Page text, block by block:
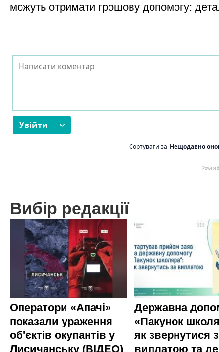
можуть отримати грошову допомогу:
Вибір редакції
Оператори «Апачі»
показали ураження
об'єктів окупантів у
Лисичанську (ВІДЕО)
Державна
«Пакунок
як звернутися
виплатою та де